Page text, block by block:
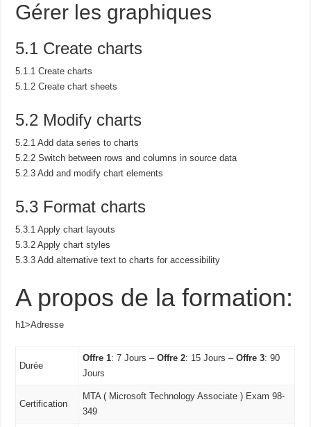
Gérer les graphiques
5.1 Create charts
5.1.1 Create charts
5.1.2 Create chart sheets
5.2 Modify charts
5.2.1 Add data series to charts
5.2.2 Switch between rows and columns in source data
5.2.3 Add and modify chart elements
5.3 Format charts
5.3.1 Apply chart layouts
5.3.2 Apply chart styles
5.3.3 Add alternative text to charts for accessibility
A propos de la formation:
h1>Adresse
Durée
Offre 1: 7 Jours –Offre 2: 15 Jours –Offre 3: 90
Jours
Certification
MTA ( Microsoft Technology Associate ) Exam 98-
349